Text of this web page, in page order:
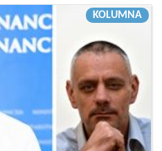
KOLUMNA